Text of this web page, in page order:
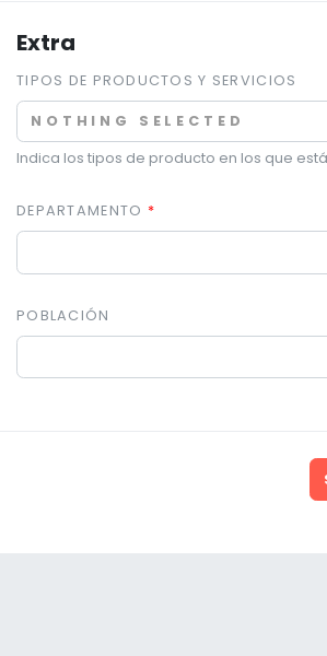
Extra
TIPOS DE PRODUCTOS Y SERVICIOS
NOTHING SELECTED
Indica los tipos de producto en los que
DEPARTAMENTO
POBLACIÓN